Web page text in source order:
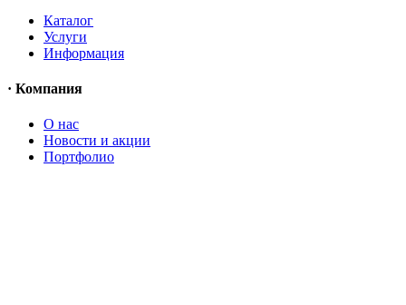
Каталог
Услуги
Информация
· Компания
O нас
Новости и акции
Портфолио